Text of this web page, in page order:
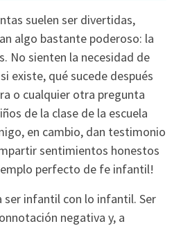
suelen ser divertidas,
algo bastante poderoso: la
No sienten la necesidad de
existe, qué sucede después
o cualquier otra pregunta
de la clase de la escuela
en cambio, dan testimonio
sentimientos honestos
perfecto de fe infantil!
ser infantil con lo infantil. Ser
negativa y, a